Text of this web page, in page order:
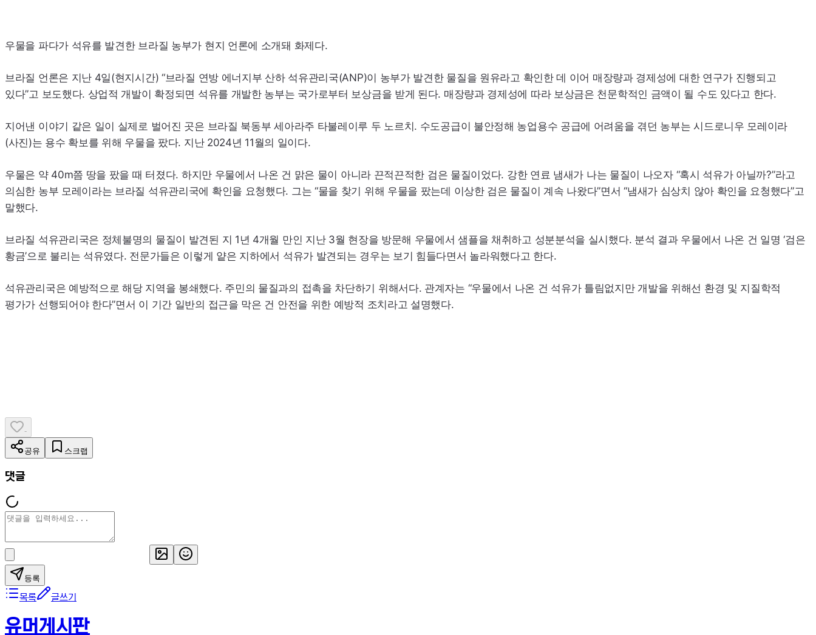
우물을 파다가 석유를 발견한 브라질 농부가 현지 언론에 소개돼 화제다.
브라질 언론은 지난 4일(현지시간) “브라질 연방 에너지부 산하 석유관리국(ANP)이 농부가 발견한 물질을 원유라고 확인한 데 이어 매장량과 경제성에 대한 연구가 진행되고
있다”고 보도했다. 상업적 개발이 확정되면 석유를 개발한 농부는 국가로부터 보상금을 받게 된다. 매장량과 경제성에 따라 보상금은 천문학적인 금액이 될 수도 있다고 한다.
지어낸 이야기 같은 일이 실제로 벌어진 곳은 브라질 북동부 세아라주 타불레이루 두 노르치. 수도공급이 불안정해 농업용수 공급에 어려움을 겪던 농부는 시드로니우 모레이라
(사진)는 용수 확보를 위해 우물을 팠다. 지난 2024년 11월의 일이다.
우물은 약 40m쯤 땅을 팠을 때 터졌다. 하지만 우물에서 나온 건 맑은 물이 아니라 끈적끈적한 검은 물질이었다. 강한 연료 냄새가 나는 물질이 나오자 “혹시 석유가 아닐까?”라고
의심한 농부 모레이라는 브라질 석유관리국에 확인을 요청했다. 그는 “물을 찾기 위해 우물을 팠는데 이상한 검은 물질이 계속 나왔다”면서 “냄새가 심상치 않아 확인을 요청했다”고
말했다.
브라질 석유관리국은 정체불명의 물질이 발견된 지 1년 4개월 만인 지난 3월 현장을 방문해 우물에서 샘플을 채취하고 성분분석을 실시했다. 분석 결과 우물에서 나온 건 일명 ‘검은
황금’으로 불리는 석유였다. 전문가들은 이렇게 얕은 지하에서 석유가 발견되는 경우는 보기 힘들다면서 놀라워했다고 한다.
석유관리국은 예방적으로 해당 지역을 봉쇄했다. 주민의 물질과의 접촉을 차단하기 위해서다. 관계자는 “우물에서 나온 건 석유가 틀림없지만 개발을 위해선 환경 및 지질학적
평가가 선행되어야 한다”면서 이 기간 일반의 접근을 막은 건 안전을 위한 예방적 조치라고 설명했다.
-
공유 스크랩
댓글
등록
목록 글쓰기
유머게시판